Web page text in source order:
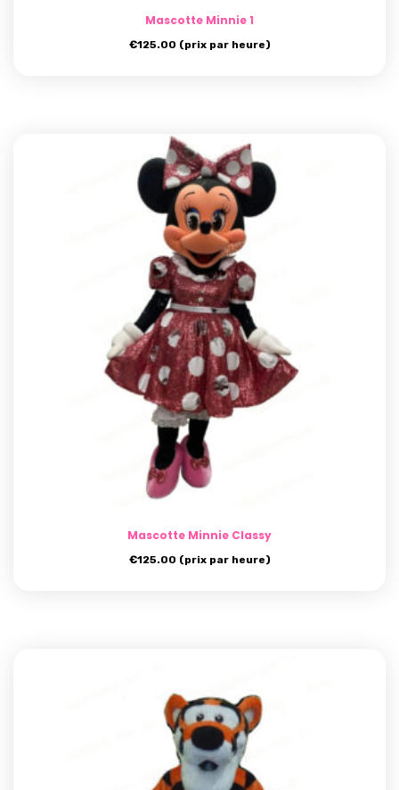
Mascotte Minnie 1
€125.00 (prix par heure)
Mascotte Minnie Classy
€125.00 (prix par heure)